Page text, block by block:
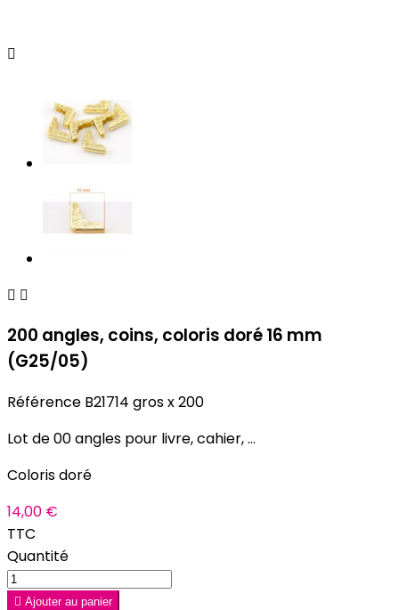

 
200 angles, coins, coloris doré 16 mm
(G25/05)
Référence B21714 gros x 200
Lot de 00 angles pour livre, cahier, ...
Coloris doré
14,00 €
TTC
Quantité
 Ajouter au panier